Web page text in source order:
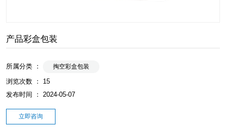
产品彩盒包装
所属分类 ： 掏空彩盒包装
浏览次数 ： 15
发布时间 ： 2024-05-07
立即咨询